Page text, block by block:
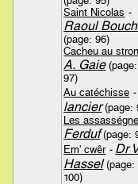
Saint Nicolas -
Raoul
(page: 96)
Cacheu au stron
A. Gaie(page:
97)
Au catéchisse -
lancier(page:
Les
Ferduf(page:
Em' cwêr - Dr
Hassel(page:
100)